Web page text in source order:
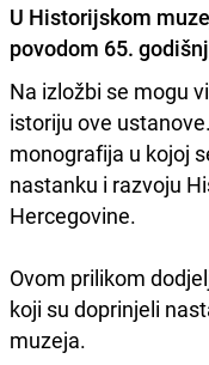
U Historijskom
povodom 65.
Na izložbi se mogu
istoriju ove
monografija u kojoj
nastanku i razvoju
Hercegovine.
Ovom prilikom
koji su doprinjeli
muzeja.